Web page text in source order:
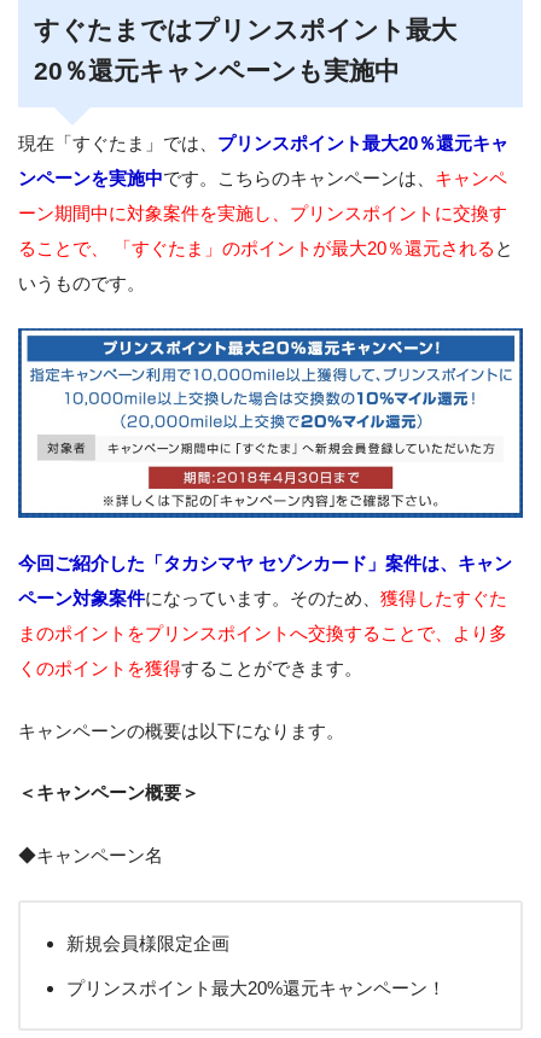
すぐたまではプリンスポイント最大
20％還元キャンペーンも実施中
現在「すぐたま」では、 プリンスポイント最大20％還元キャ
ンペーンを実施中です。こちらのキャンペーンは、 キャンペ
ーン期間中に対象案件を実施し、プリンスポイントに交換す
ることで、 「すぐたま」のポイントが最大20％還元される と
いうものです。
今回ご紹介した「タカシマヤ セゾンカード」案件は、キャン
ペーン対象案件になっています。そのため、 獲得したすぐた
まのポイントをプリンスポイントへ交換することで、より多
くのポイントを獲得することができます。
キャンペーンの概要は以下になります。
＜キャンペーン概要＞
◆キャンペーン名
新規会員様限定企画
プリンスポイント最大20%還元キャンペーン！